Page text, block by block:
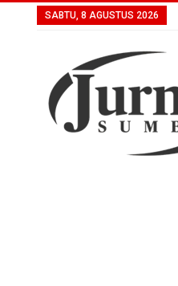
SABTU, 8 AGUSTUS 2026